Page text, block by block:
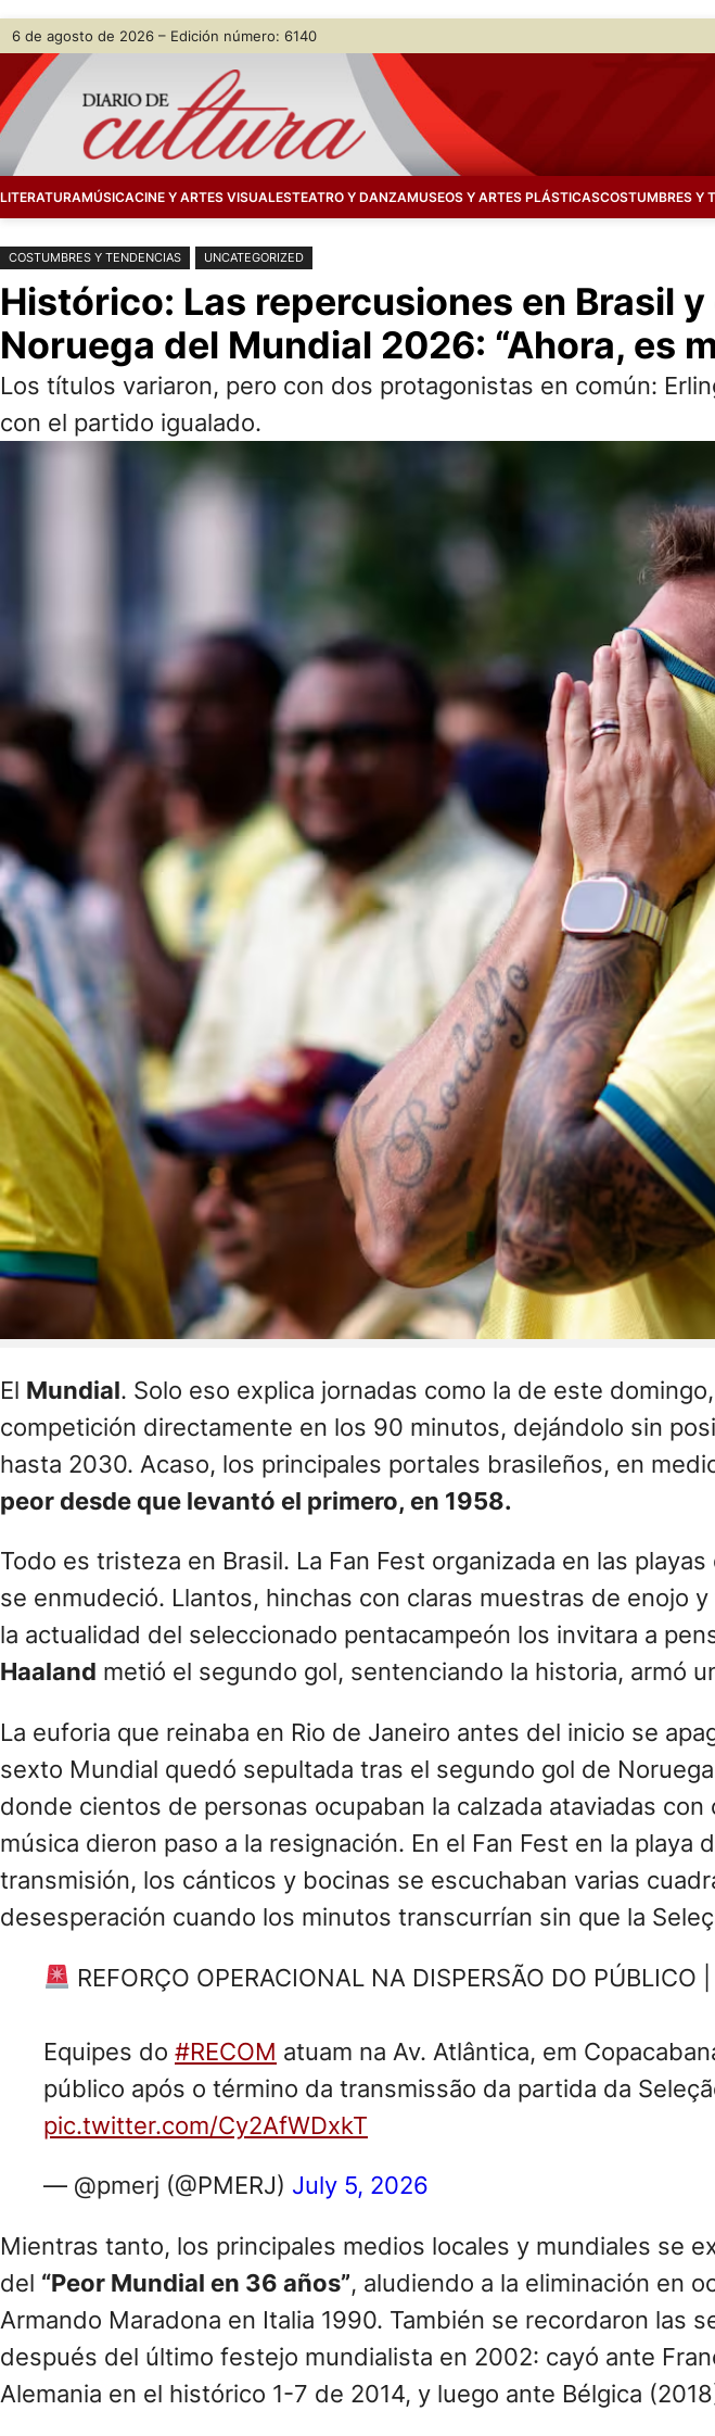
Saltar
contenido
Skip
content
6 de agosto de 2026 – Edición número: 6140
LITERATURAMÚSICACINE Y ARTES VISUALESTEATRO Y DANZAMUSEOS Y ARTES PLÁSTICASCOSTUMBRES Y
COSTUMBRES Y TENDENCIAS UNCATEGORIZED
Histórico: Las repercusiones en Brasil
Noruega del Mundial 2026: “Ahora, es
Los títulos variaron, pero con dos protagonistas en común:
con el partido igualado.
El Mundial. Solo eso explica jornadas como la de este
competición directamente en los 90 minutos, dejándolo sin
hasta 2030. Acaso, los principales portales brasileños, en
peor desde que levantó el primero, en 1958.
Todo es tristeza en Brasil. La Fan Fest organizada en las
se enmudeció. Llantos, hinchas con claras muestras de enojo
la actualidad del seleccionado pentacampeón los invitara a
Haaland metió el segundo gol, sentenciando la historia, armó
La euforia que reinaba en Rio de Janeiro antes del inicio se
sexto Mundial quedó sepultada tras el segundo gol de
donde cientos de personas ocupaban la calzada ataviadas
música dieron paso a la resignación. En el Fan Fest en la playa
transmisión, los cánticos y bocinas se escuchaban varias
desesperación cuando los minutos transcurrían sin que la
REFORÇO OPERACIONAL NA DISPERSÃO DO PÚBLICO |
Equipes do #RECOM atuam na Av. Atlântica, em
público após o término da transmissão da partida da
pic.twitter.com/Cy2AfWDxkT
— @pmerj (@PMERJ) July 5, 2026
Mientras tanto, los principales medios locales y mundiales se
del “Peor Mundial en 36 años”, aludiendo a la eliminación en
Armando Maradona en Italia 1990. También se recordaron las
después del último festejo mundialista en 2002: cayó ante
Alemania en el histórico 1-7 de 2014, y luego ante Bélgica